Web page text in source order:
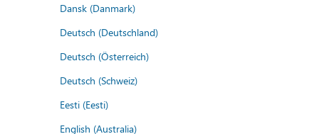
Dansk (Danmark)
Deutsch (Deutschland)
Deutsch (Österreich)
Deutsch (Schweiz)
Eesti (Eesti)
English (Australia)